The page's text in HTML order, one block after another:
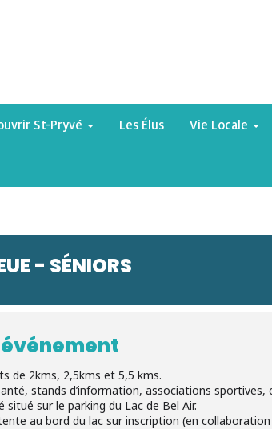
St-Pryvé Les Élus Vie Locale
- SÉNIORS
de 2kms, 2,5kms et 5,5 kms.
stands d’information, associations
situé sur le parking du Lac de Bel Air.
au bord du lac sur inscription (en collaboration